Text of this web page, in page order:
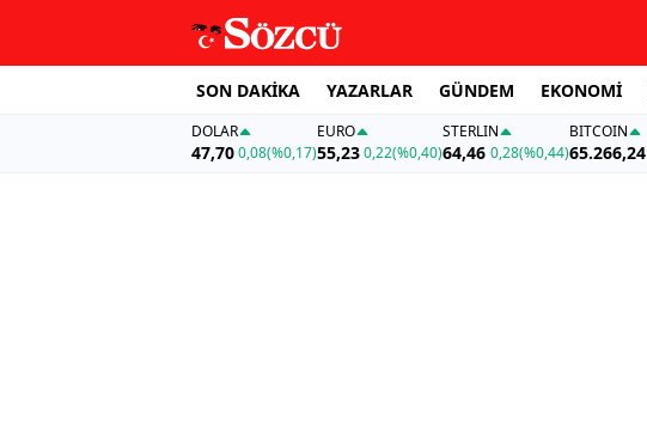
SON DAKİKA YAZARLAR GÜNDEM EKONOMİ
DOLAR
47,700,08(%0,17)
EURO
55,23 0,22(%0,40)
STERLIN
64,46 0,28(%0,44)
BITCOIN
65.266,24